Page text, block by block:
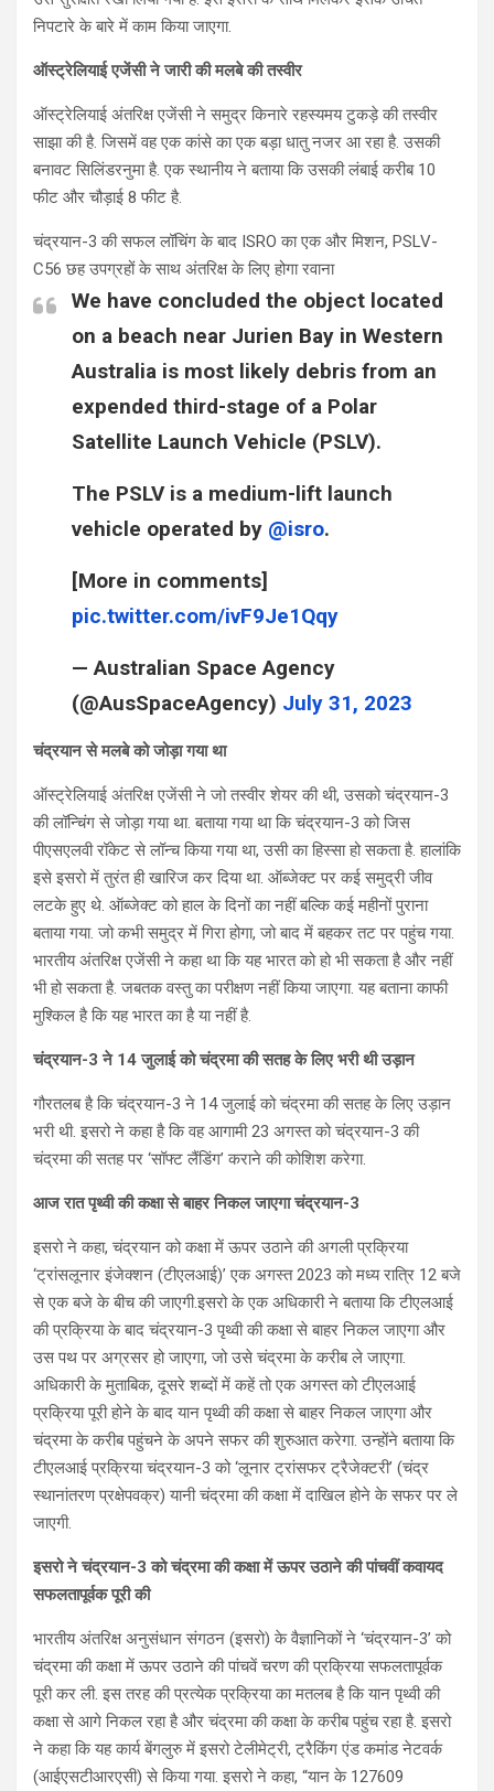
निपटारे के बारे में काम किया जाएगा.
ऑस्ट्रेलियाई एजेंसी ने जारी की मलबे की तस्वीर
ऑस्ट्रेलियाई अंतरिक्ष एजेंसी ने समुद्र किनारे रहस्यमय टुकड़े की तस्वीर
साझा की है. जिसमें वह एक कांसे का एक बड़ा धातु नजर आ रहा है. उसकी
बनावट सिलिंडरनुमा है. एक स्थानीय ने बताया कि उसकी लंबाई करीब 10
फीट और चौड़ाई 8 फीट है.
चंद्रयान-3 की सफल लॉचिंग के बाद ISRO का एक और मिशन, PSLV-
C56 छह उपग्रहों के साथ अंतरिक्ष के लिए होगा रवाना
We have concluded the object located
on a beach near Jurien Bay in Western
Australia is most likely debris from an
expended third-stage of a Polar
Satellite Launch Vehicle (PSLV).
The PSLV is a medium-lift launch
vehicle operated by @isro.
[More in comments]
pic.twitter.com/ivF9Je1Qqy
— Australian Space Agency
(@AusSpaceAgency) July 31, 2023
चंद्रयान से मलबे को जोड़ा गया था
ऑस्ट्रेलियाई अंतरिक्ष एजेंसी ने जो तस्वीर शेयर की थी, उसको चंद्रयान-3
की लॉन्चिंग से जोड़ा गया था. बताया गया था कि चंद्रयान-3 को जिस
पीएसएलवी रॉकेट से लॉन्च किया गया था, उसी का हिस्सा हो सकता है. हालांकि
इसे इसरो में तुरंत ही खारिज कर दिया था. ऑब्जेक्ट पर कई समुद्री जीव
लटके हुए थे. ऑब्जेक्ट को हाल के दिनों का नहीं बल्कि कई महीनों पुराना
बताया गया. जो कभी समुद्र में गिरा होगा, जो बाद में बहकर तट पर पहुंच गया.
भारतीय अंतरिक्ष एजेंसी ने कहा था कि यह भारत को हो भी सकता है और नहीं
भी हो सकता है. जबतक वस्तु का परीक्षण नहीं किया जाएगा. यह बताना काफी
मुश्किल है कि यह भारत का है या नहीं है.
चंद्रयान-3 ने 14 जुलाई को चंद्रमा की सतह के लिए भरी थी उड़ान
गौरतलब है कि चंद्रयान-3 ने 14 जुलाई को चंद्रमा की सतह के लिए उड़ान
भरी थी. इसरो ने कहा है कि वह आगामी 23 अगस्त को चंद्रयान-3 की
चंद्रमा की सतह पर ‘सॉफ्ट लैंडिंग’ कराने की कोशिश करेगा.
आज रात पृथ्वी की कक्षा से बाहर निकल जाएगा चंद्रयान-3
इसरो ने कहा, चंद्रयान को कक्षा में ऊपर उठाने की अगली प्रक्रिया
‘ट्रांसलूनार इंजेक्शन (टीएलआई)’ एक अगस्त 2023 को मध्य रात्रि 12 बजे
से एक बजे के बीच की जाएगी.इसरो के एक अधिकारी ने बताया कि टीएलआई
की प्रक्रिया के बाद चंद्रयान-3 पृथ्वी की कक्षा से बाहर निकल जाएगा और
उस पथ पर अग्रसर हो जाएगा, जो उसे चंद्रमा के करीब ले जाएगा.
अधिकारी के मुताबिक, दूसरे शब्दों में कहें तो एक अगस्त को टीएलआई
प्रक्रिया पूरी होने के बाद यान पृथ्वी की कक्षा से बाहर निकल जाएगा और
चंद्रमा के करीब पहुंचने के अपने सफर की शुरुआत करेगा. उन्होंने बताया कि
टीएलआई प्रक्रिया चंद्रयान-3 को ‘लूनार ट्रांसफर ट्रैजेक्टरी’ (चंद्र
स्थानांतरण प्रक्षेपवक्र) यानी चंद्रमा की कक्षा में दाखिल होने के सफर पर ले
जाएगी.
इसरो ने चंद्रयान-3 को चंद्रमा की कक्षा में ऊपर उठाने की पांचवीं कवायद
सफलतापूर्वक पूरी की
भारतीय अंतरिक्ष अनुसंधान संगठन (इसरो) के वैज्ञानिकों ने ‘चंद्रयान-3’ को
चंद्रमा की कक्षा में ऊपर उठाने की पांचवें चरण की प्रक्रिया सफलतापूर्वक
पूरी कर ली. इस तरह की प्रत्येक प्रक्रिया का मतलब है कि यान पृथ्वी की
कक्षा से आगे निकल रहा है और चंद्रमा की कक्षा के करीब पहुंच रहा है. इसरो
ने कहा कि यह कार्य बेंगलुरु में इसरो टेलीमेट्री, ट्रैकिंग एंड कमांड नेटवर्क
(आईएसटीआरएसी) से किया गया. इसरो ने कहा, “यान के 127609